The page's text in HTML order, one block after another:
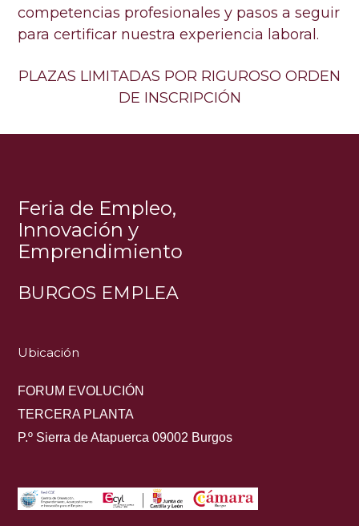
competencias profesionales y pasos a seguir
para certificar nuestra experiencia laboral.
PLAZAS LIMITADAS POR RIGUROSO ORDEN
DE INSCRIPCIÓN
Feria de Empleo,
Innovación y
Emprendimiento
BURGOS EMPLEA
Ubicación
FORUM EVOLUCIÓN
TERCERA PLANTA
P.º Sierra de Atapuerca 09002 Burgos